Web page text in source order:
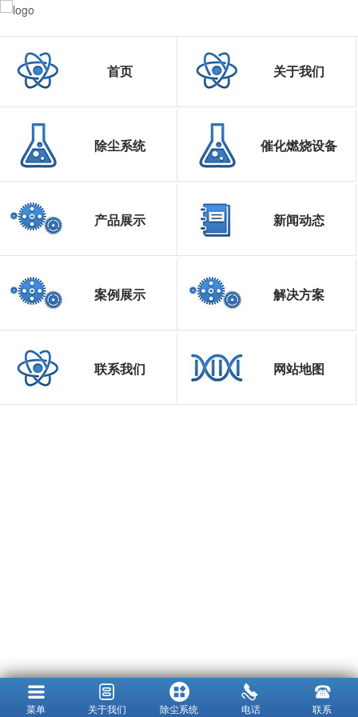
首页 关于我们
除尘系统 催化燃烧设备
产品展示 新闻动态
案例展示 解决方案
联系我们 网站地图
菜单 关于我们 除尘系统 电话 联系